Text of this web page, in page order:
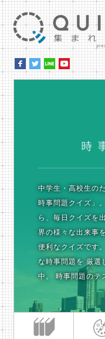
中学生・高校生の
時事問題クイズ」。
ら、毎日クイズを出
界の様々な出来事を
便利なクイズです。
な時事問題を 厳選
中。
時事問題のテ